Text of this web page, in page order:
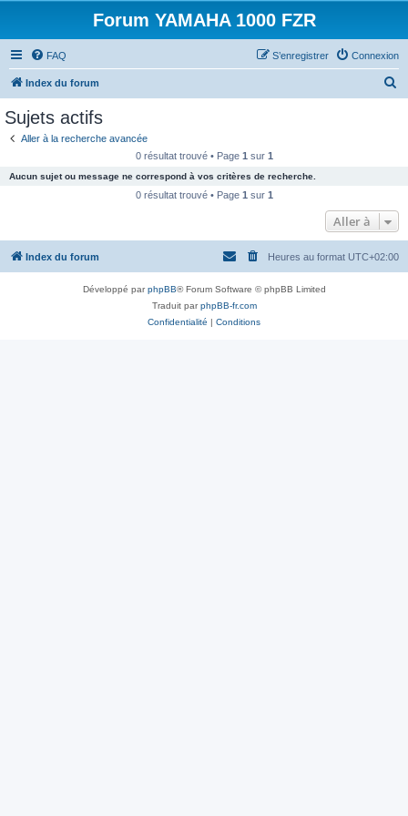
Forum YAMAHA 1000 FZR
FAQ Connexion
S’enregistrer
Index du forum
c
e
Sujets actifs
Aller à la recherche avancée
0 résultat trouvé • Page 1 sur 1
Aucun sujet ou message ne correspond à vos critères de recherche.
0 résultat trouvé • Page 1 sur 1
Aller à
Index du forum Heures au format UTC+02:00
Développé parphpBB® Forum Software © phpBB Limited
Traduit parphpBB-fr.com
Confidentialité | Conditions